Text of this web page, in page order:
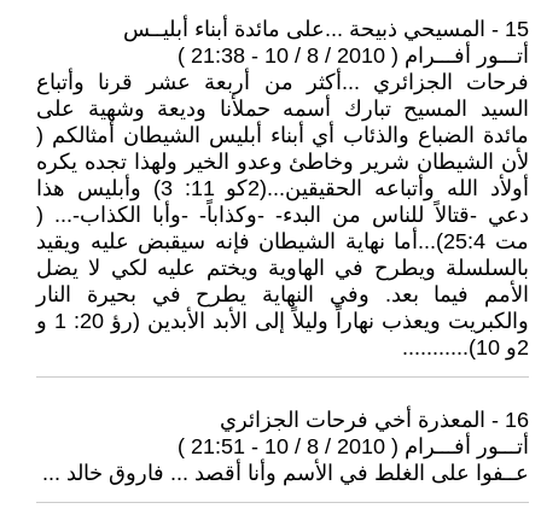
15 - المسيحي ذبيحة ...على مائدة أبناء أبليــس
أتـــور أفـــرام ( 2010 / 8 / 10 - 21:38 )
فرحات الجزائري ...أكثر من أربعة عشر قرنا وأتباع
السيد المسيح تبارك أسمه حملأنا وديعة وشهية على
مائدة الضباع والذئاب أي أبناء أبليس الشيطان أمثالكم (
لأن الشيطان شرير وخاطئ وعدو الخير ولهذا تجده يكره
أولأد الله وأتباعه الحقيقين...(2كو 11: 3) وأبليس هذا
دعي -قتالاً للناس من البدء- -وكذاباً- -وأبا الكذاب-... (
مت 25:4)...أما نهاية الشيطان فإنه سيقبض عليه ويقيد
بالسلسلة ويطرح في الهاوية ويختم عليه لكي لا يضل
الأمم فيما بعد. وفي النهاية يطرح في بحيرة النار
والكبريت ويعذب نهاراً وليلاً إلى الأبد الأبدين (رؤ 20: 1 و
2و 10)...........
16 - المعذرة أخي فرحات الجزائري
أتـــور أفـــرام ( 2010 / 8 / 10 - 21:51 )
عــفوا على الغلط في الأسم وأنا أقصد ... فاروق خالد ...